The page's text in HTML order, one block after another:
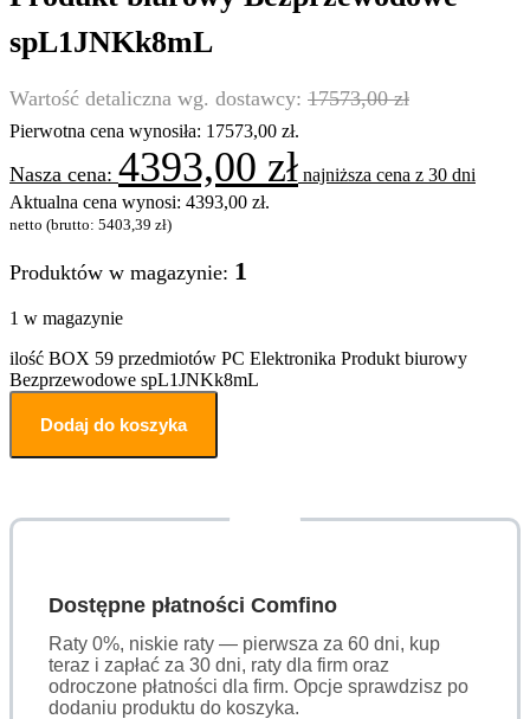
spL1JNKk8mL
17573,00zł
Pierwotna cena wynosiła: 17573,00 zł.
4393,00 zł najniższa cena z 30 dni
Aktualna cena wynosi: 4393,00 zł.
netto (brutto: 5403,39 zł)
Produktów w magazynie: 1
1 w magazynie
ilość BOX 59 przedmiotów PC Elektronika Produkt biurowy
Bezprzewodowe spL1JNKk8mL
Dodaj do koszyka
Dostępne płatności Comfino
Raty 0%, niskie raty — pierwsza za 60 dni, kup
teraz i zapłać za 30 dni, raty dla firm oraz
odroczone płatności dla firm. Opcje sprawdzisz po
dodaniu produktu do koszyka.